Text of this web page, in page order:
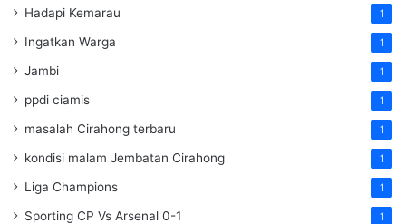
Hadapi Kemarau 1
Ingatkan Warga 1
Jambi 1
ppdi ciamis 1
masalah Cirahong terbaru 1
kondisi malam Jembatan Cirahong 1
Liga Champions 1
Sporting CP Vs Arsenal 0-1 1